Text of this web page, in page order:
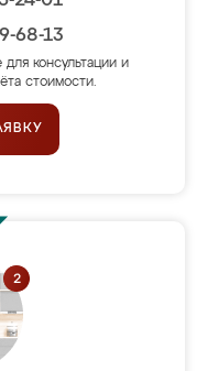
68-13
для консультации и
стоимости.